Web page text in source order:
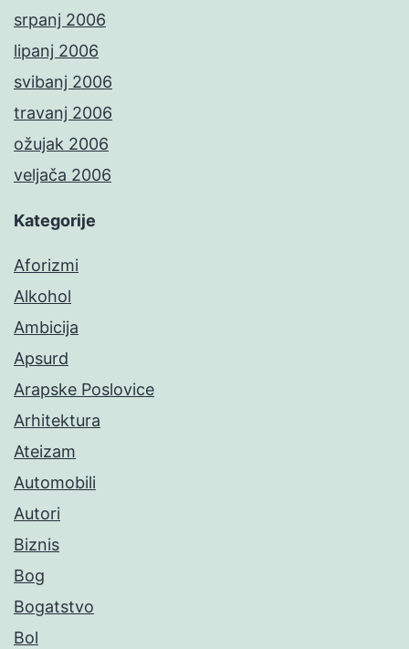
srpanj 2006
lipanj 2006
svibanj 2006
travanj 2006
ožujak 2006
veljača 2006
Kategorije
Aforizmi
Alkohol
Ambicija
Apsurd
Arapske Poslovice
Arhitektura
Ateizam
Automobili
Autori
Biznis
Bog
Bogatstvo
Bol